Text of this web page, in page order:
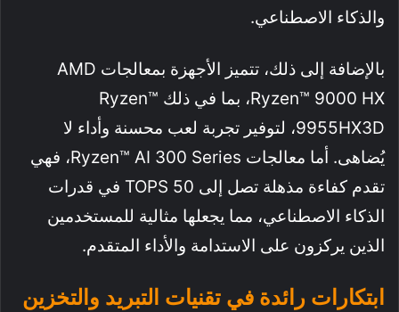
والذكاء الاصطناعي.
بالإضافة إلى ذلك، تتميز الأجهزة بمعالجات AMD
Ryzen™ 9000 HX، بما في ذلك Ryzen™
9955HX3D، لتوفير تجربة لعب محسنة وأداء لا
يُضاهى. أما معالجات Ryzen™ AI 300 Series، فهي
تقدم كفاءة مذهلة تصل إلى 50 TOPS في قدرات
الذكاء الاصطناعي، مما يجعلها مثالية للمستخدمين
الذين يركزون على الاستدامة والأداء المتقدم.
ابتكارات رائدة في تقنيات التبريد والتخزين